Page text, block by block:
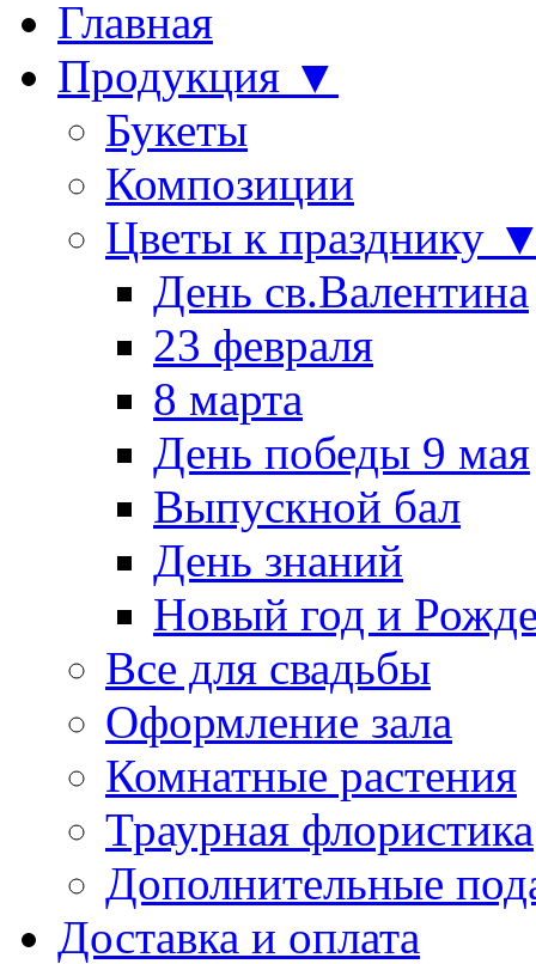
Главная
Продукция ▼
Букеты
Композиции
Цветы к празднику
День св.Валентина
23 февраля
8 марта
День победы 9 мая
Выпускной бал
День знаний
Новый год и
Все для свадьбы
Оформление зала
Комнатные растения
Траурная флористика
Дополнительные
Доставка и оплата